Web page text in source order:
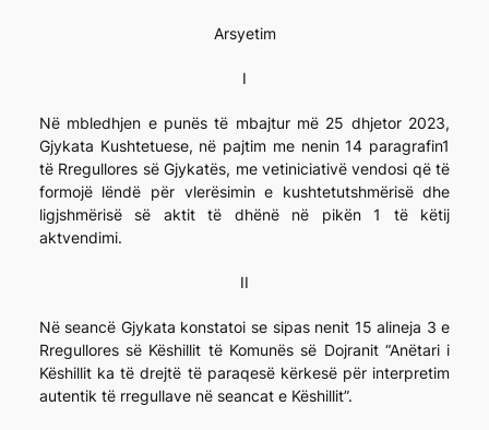
Arsyetim
I
Në mbledhjen e punës të mbajtur më 25 dhjetor 2023,
Gjykata Kushtetuese, në pajtim me nenin 14 paragrafin1
të Rregullores së Gjykatës, me vetiniciativë vendosi që të
formojë lëndë për vlerësimin e kushtetutshmërisë dhe
ligjshmërisë së aktit të dhënë në pikën 1 të këtij
aktvendimi.
II
Në seancë Gjykata konstatoi se sipas nenit 15 alineja 3 e
Rregullores së Këshillit të Komunës së Dojranit “Anëtari i
Këshillit ka të drejtë të paraqesë kërkesë për interpretim
autentik të rregullave në seancat e Këshillit”.